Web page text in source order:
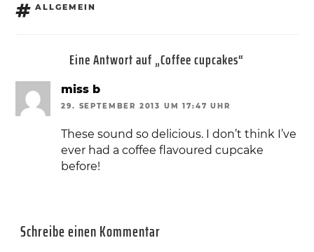
SCHLAGWÖRTER
ALLGEMEIN
Eine Antwort auf „Coffee cupcakes“
miss b
29. SEPTEMBER 2013 UM 17:47 UHR
These sound so delicious. I don’t think I’ve
ever had a coffee flavoured cupcake
before!
Schreibe einen Kommentar